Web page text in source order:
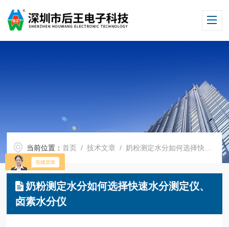
当前位置：首页 /技术文章 / 奶粉测定水分如何选择快速水分测定仪、卤素水分仪
奶粉测定水分如何选择快速水分测定仪、
卤素水分仪